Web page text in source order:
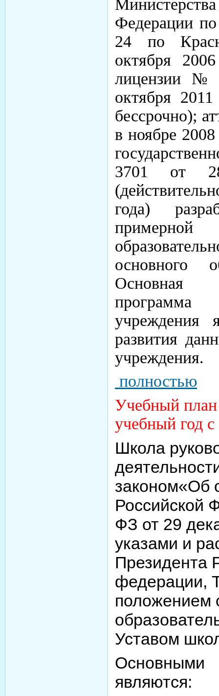
Федерации
24 по
октября
лицензии №
октября 2011
бессрочно);
в ноябре 2008
3701 от
года)
основного
Основная
программа
учреждения
развития
учреждения.
полностью
Учебный
учебный год
Школа
законом«Об
Российской
ФЗ от 29
указами и
Президента
федерации,
положением
Уставом
являются: